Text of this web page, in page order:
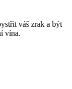
váš zrak a být
vína.